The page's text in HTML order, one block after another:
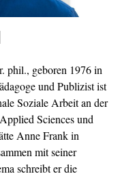
phil., geboren 1976 in
und Publizist ist
Soziale Arbeit an der
Sciences und
Anne Frank in
mit seiner
schreibt er die